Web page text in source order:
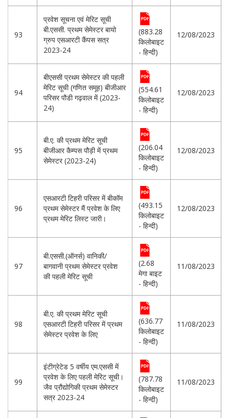
93
प्रवेश सूचना एवं मेरिट सूची
बी.एससी. प्रथम सेमेस्टर बायो
ग्रुप एसआरटी कैंपस सत्र
2023-24
(883.28
किलोबाइट
- हिन्दी)
12/08/2023
94
बीएससी प्रथम सेमेस्टर की पहली
मेरिट सूची (गणित समूह) बीजीआर
परिसर पौडी गढ़वाल में (2023-
24)
(554.61
किलोबाइट
- हिन्दी)
12/08/2023
95
बी.ए. की प्रथम मेरिट सूची
बीजीआर कैम्पस पौड़ी में प्रथम
सेमेस्टर (2023-24)
(206.04
किलोबाइट
- हिन्दी)
12/08/2023
96
एसआरटी टिहरी परिसर में बीकॉम
प्रथम सेमेस्टर मैं प्रवेश के लिए
प्रथम मेरिट लिस्ट जारी।
(493.15
किलोबाइट
- हिन्दी)
12/08/2023
97
बी.एससी.(ऑनर्स) वानिकी/
बागवानी प्रथम सेमेस्टर प्रवेश
की पहली मेरिट सूची
(2.68
मेगा बाइट
- हिन्दी)
11/08/2023
98
बी.ए. की प्रथम मेरिट सूची
एसआरटी टिहरी परिसर में प्रथम
सेमेस्टर प्रवेश के लिए
(636.77
किलोबाइट
- हिन्दी)
11/08/2023
99
इंटीग्रेटेड 5 वर्षीय एम.एससी में
प्रवेश के लिए पहली मेरिट सूची।
जैव प्रौद्योगिकी प्रथम सेमेस्टर
सत्र 2023-24
(787.78
किलोबाइट
- हिन्दी)
11/08/2023